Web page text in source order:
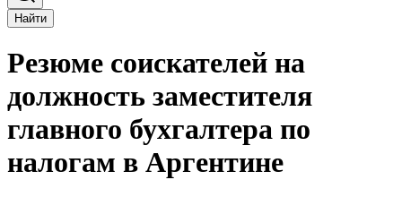
Найти
Резюме соискателей на
должность заместителя
главного бухгалтера по
налогам в Аргентине